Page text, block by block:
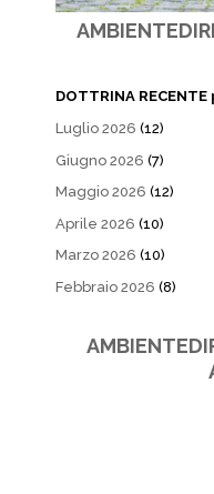
DOTTRINA
Luglio 2026 (12)
Giugno 2026 (7)
Maggio 2026 (12)
Aprile 2026 (10)
Marzo 2026 (10)
Febbraio 2026 (8)